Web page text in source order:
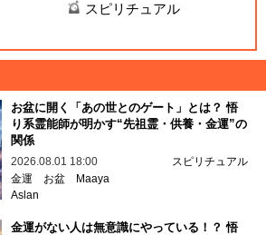
スピリチュアル
お盆に開く「あの世とのゲート」とは？ 悟
り系霊能師が明かす“先祖霊・供養・金運”の
関係
2026.08.01 18:00
スピリチュアル
金運
お盆
Maaya
Aslan
金運がない人は無意識にやっている！？ 悟